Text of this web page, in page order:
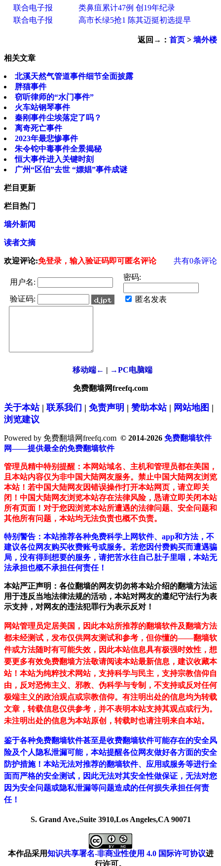
联合电子报
类鼻疽累计47例 创19年纪录
联合电子报
高市长绿5抢1 陈其迈挺初选提早
返回→： 首页 > 墙外楼
相关文章
北溪天然气管道事件细节全面披露
胖猫事件
窃听律师的“水门事件”
火车站钢琴事件
秦刚事件尘埃落定了吗？
离奇死亡事件
2023年最悲惨事件
朱令铊中毒事件全景揭秘
恒大事件进入关键时刻
广州“区伯”去世 “嫖娼”事件成谜
栏目更新
栏目热门
墙外新闻
读者文摘
欢迎评论:免登录，输入验证码即可匿名评论 共有0条评论
用户名:
密码:
验证码: 匿名发表
移动端← | →PC电脑端
免费翻墙网freefq.com
关于本站| 联系我们 | 免责声明 | 赞助本站| 网站地图 |
浏览建议
Powered by 免费翻墙网freefq.com © 2014-2026 免费翻墙软件
网——提供最全的免费翻墙软件
管理员精中特别提醒：本网站域名、主机和管理员都在美国，
且本站内容仅为非中国大陆网友服务。禁止中国大陆网友浏览
本站！若中国大陆网友因错误操作打开本站网页，请立即关
闭！中国大陆网友浏览本站存在法律风险，恳请立即关闭本站
所有页面！对于您因浏览本站所遭遇的法律问题、安全问题和
其他所有问题，本站均无法负责也概不负责。
特别警告：本站推荐各种免费科学上网软件、app和方法，不
建议各位网友购买收费账号或服务。若您因付费购买而遭遇骗
局，没有得到想要的服务，请把苦水往自己肚子里咽，本站无
法承担也概不承担任何责任！
本站严正声明：各位翻墙的网友切勿将本站介绍的翻墙方法运
用于违反当地法律法规的活动，本站对网友的遵纪守法行为表
示支持，对网友的违法犯罪行为表示反对！
网站管理员定居美国，因此本站所推荐的翻墙软件及翻墙方法
都未经测试，发布仅供网友测试和参考，但你懂的——翻墙软
件或方法随时有可能失效，因此本站信息具有极强时效性，想
要更多有效免费翻墙方法敬请阅读本站最新信息，建议收藏本
站！ 本站为纯粹技术网站，支持科学与民主，支持宗教信仰自
由，反对恐怖主义、邪教、伪科学与专制，不支持或反对任何
极端主义的政治观点或宗教信仰。有注明出处的信息均为转载
文章，转载信息仅供参考，并不表明本站支持其观点或行为。
未注明出处的信息为本站原创，转载时也请注明来自本站。
鉴于各种免费翻墙软件甚至是收费翻墙软件可能存在的安全风
险及个人隐私泄漏可能，本站提醒各位网友做好各方面的安全
防护措施！本站无法对推荐的翻墙软件、应用或服务等进行全
面而严格的安全测试，因此无法对其安全性做保证，无法对您
因为安全问题或隐私泄漏等问题造成的任何损失承担任何责
任！
S. Grand Ave.,Suite 3910,Los Angeles,CA 90071
本作品采用知识共享署名-非商业性使用 4.0 国际许可协议进
行许可。